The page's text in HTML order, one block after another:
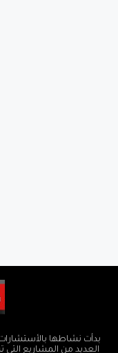
العديد من المشاريع